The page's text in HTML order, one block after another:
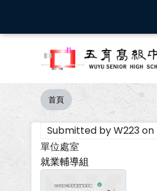
主
導
航
連
結
首頁
Submitted byW223on
單位處室
就業輔導組